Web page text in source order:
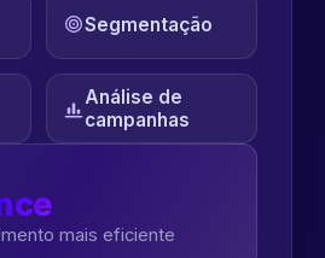
Segmentação
Análise de
campanhas
mais eficiente